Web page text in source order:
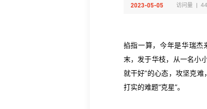
2023-05-05 访问量
掐指一算，今年是华瑞杰
末，发于华枝，从一名小
就干好”的心态，攻坚克
打实的难题“克星”。